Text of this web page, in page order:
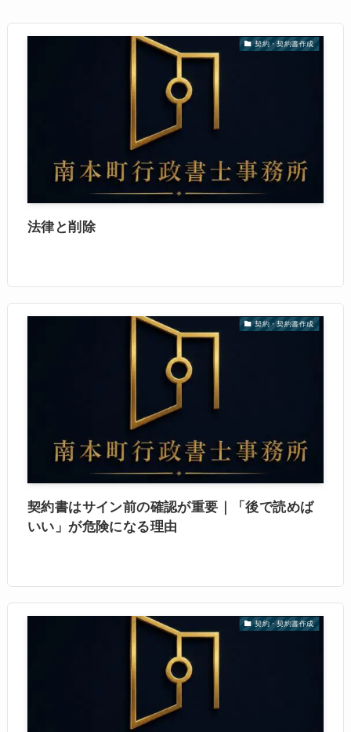
契約・契約書作成
法律と削除
契約・契約書作成
契約書はサイン前の確認が重要｜「後で読めば
いい」が危険になる理由
契約・契約書作成